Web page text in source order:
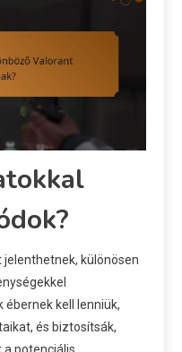
különösen
kell lenniük,
és biztosítsák,
a potenciális